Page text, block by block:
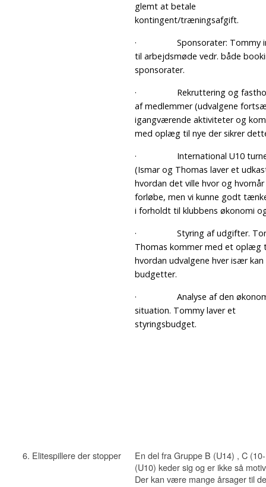
glemt at betale
kontingent/træningsafgift.
· Sponsorater: Tommy
til arbejdsmøde vedr. både
sponsorater.
· Rekruttering og
af medlemmer (udvalgene
igangværende aktiviteter og
med oplæg til nye der sikrer
· International U10
(Ismar og Thomas laver et
hvordan det ville hvor og hvornår
forløbe, men vi kunne godt
i forholdt til klubbens økonomi
· Styring af udgifter.
Thomas kommer med et oplæg
hvordan udvalgene hver især kan
budgetter.
· Analyse af den
situation. Tommy laver et
styringsbudget.
6. Elitespillere der stopper
En del fra Gruppe B (U14) , C
(U10) keder sig og er ikke så
Der kan være mange årsager til